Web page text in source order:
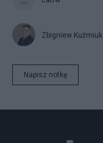
Zbigniew Kuźmiuk
Napisz notkę